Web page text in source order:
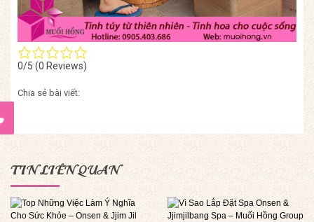
0/5 (0 Reviews)
Chia sẻ bài viết:
TIN LIÊN QUAN